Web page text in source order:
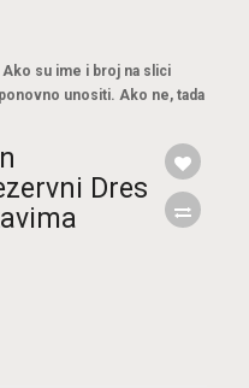
Ako su ime i broj na slici
unositi. Ako ne, tada
Dres